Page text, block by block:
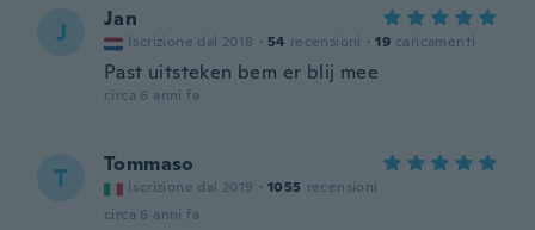
J Jan
Iscrizione dal 2018 · 54 recensioni · 19 caricamenti
Past uitsteken bem er blij mee
circa 6 anni fa
T Tommaso
Iscrizione dal 2019 · 1055 recensioni
circa 6 anni fa